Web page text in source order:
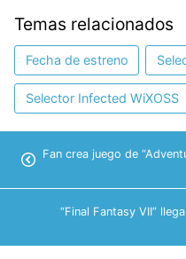
Temas relacionados
Fecha de estreno
Selector Infected WiXOSS
Fan crea juego de
“Final Fantasy VII”